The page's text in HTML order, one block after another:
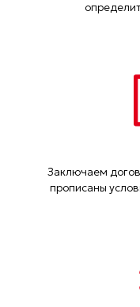
Заключаем
прописаны